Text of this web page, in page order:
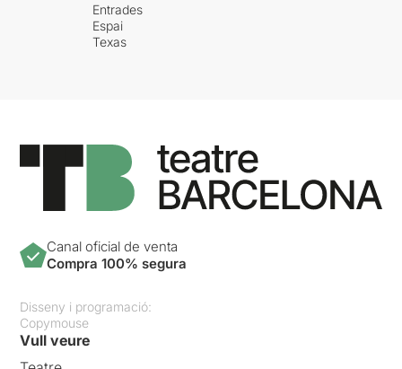
Entrades
Espai
Texas
Canal oficial de venta
Compra 100% segura
Disseny i programació:
Copymouse
Vull veure